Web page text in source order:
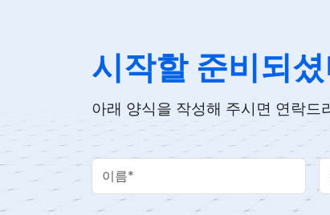
시작할 준비되
아래 양식을 작성해 주시면 연락드
Your Name